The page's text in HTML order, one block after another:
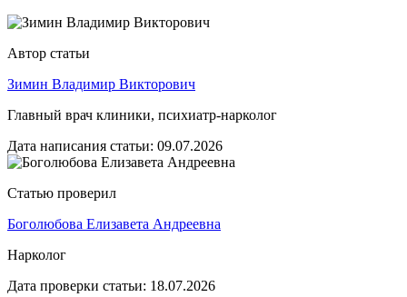
Автор статьи
Зимин Владимир Викторович
Главный врач клиники, психиатр-нарколог
Дата написания статьи: 09.07.2026
Статью проверил
Боголюбова Елизавета Андреевна
Нарколог
Дата проверки статьи: 18.07.2026